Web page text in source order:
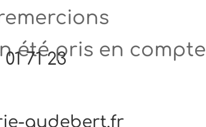
été pris en compte
71 23
audebert.fr